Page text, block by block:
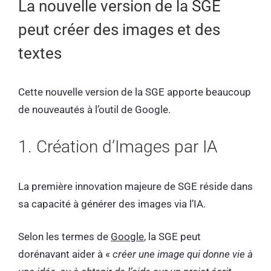
La nouvelle version de la SGE
peut créer des images et des
textes
Cette nouvelle version de la SGE apporte beaucoup
de nouveautés à l’outil de Google.
1. Création d’Images par IA
La première innovation majeure de SGE réside dans
sa capacité à générer des images via l’IA.
Selon les termes de Google, la SGE peut
dorénavant aider à « créer une image qui donne vie à